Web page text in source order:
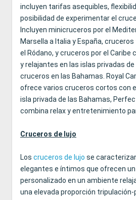
incluyen tarifas asequibles,
posibilidad de experimentar el
Incluyen minicruceros por el
Marsella a Italia y España,
el Ródano, y cruceros por el Caribe
y relajantes en las islas privadas de
cruceros en las Bahamas. Royal
ofrece varios cruceros cortos con
isla privada de las Bahamas,
combina relax y entretenimiento
Cruceros de lujo
Los cruceros de lujo se
elegantes e íntimos que ofrecen
personalizado en un ambiente
una elevada proporción tripulación-